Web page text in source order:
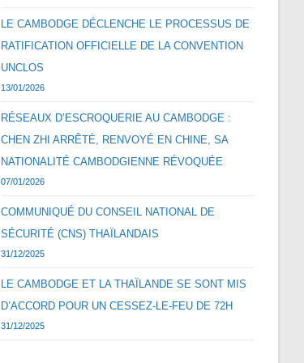
LE CAMBODGE DÉCLENCHE LE PROCESSUS DE
RATIFICATION OFFICIELLE DE LA CONVENTION
UNCLOS
13/01/2026
RÉSEAUX D’ESCROQUERIE AU CAMBODGE :
CHEN ZHI ARRÊTÉ, RENVOYÉ EN CHINE, SA
NATIONALITÉ CAMBODGIENNE RÉVOQUÉE
07/01/2026
COMMUNIQUÉ DU CONSEIL NATIONAL DE
SÉCURITÉ (CNS) THAÏLANDAIS
31/12/2025
LE CAMBODGE ET LA THAÏLANDE SE SONT MIS
D’ACCORD POUR UN CESSEZ-LE-FEU DE 72H
31/12/2025